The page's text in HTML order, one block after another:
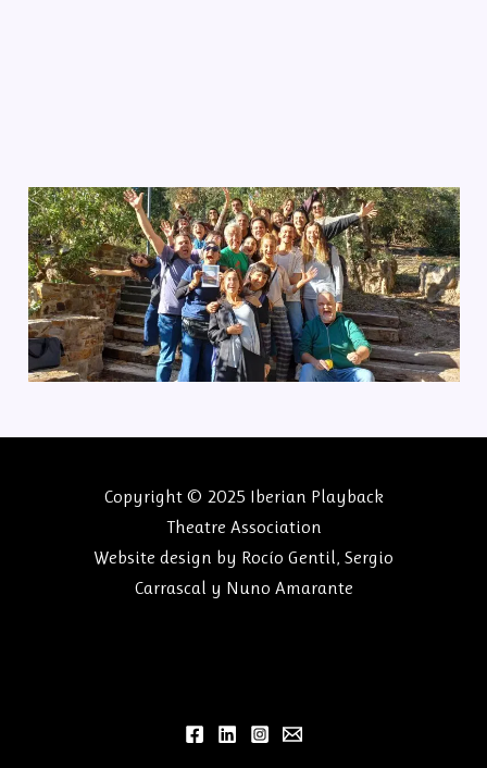
Copyright © 2025 Iberian Playback
Theatre Association
Website design by Rocío Gentil, Sergio
Carrascal y Nuno Amarante